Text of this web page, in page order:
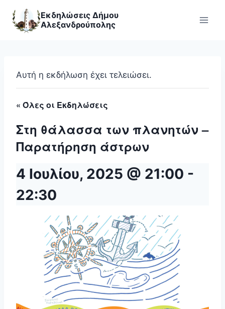
content
Εκδηλώσεις Δήμου
Αλεξανδρούπολης
Αυτή η εκδήλωση έχει τελειώσει.
« Όλες οι Εκδηλώσεις
Στη θάλασσα των πλανητών –
Παρατήρηση άστρων
4 Ιουλίου, 2025 @ 21:00 -
22:30